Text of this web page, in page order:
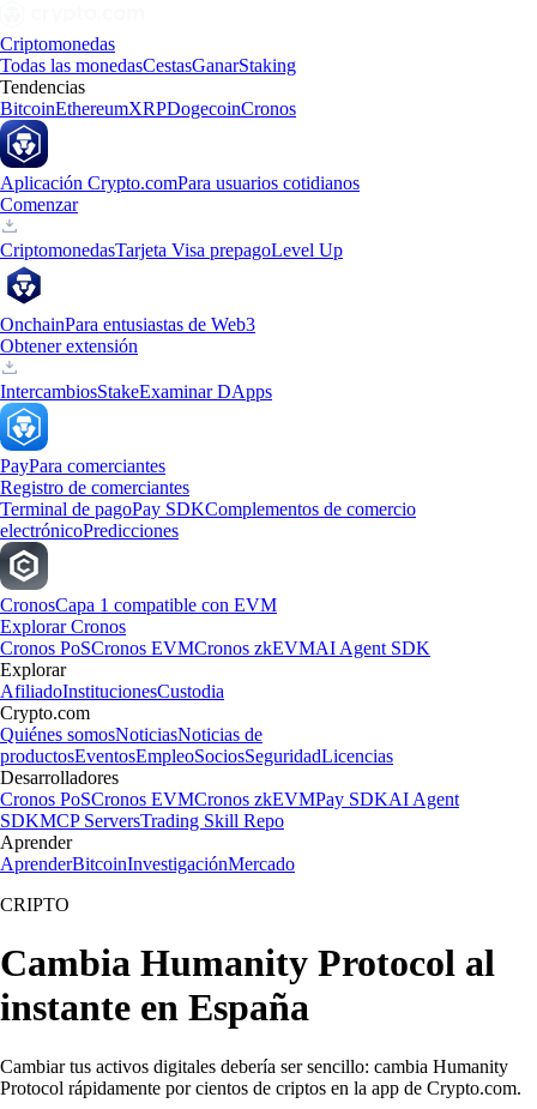
Criptomonedas
Todas las monedasCestasGanarStaking
Tendencias
BitcoinEthereumXRPDogecoinCronos
Aplicación Crypto.comPara usuarios cotidianos
Comenzar
CriptomonedasTarjeta Visa prepagoLevel Up
OnchainPara entusiastas de Web3
Obtener extensión
IntercambiosStakeExaminar DApps
PayPara comerciantes
Registro de comerciantes
Terminal de pagoPay SDKComplementos de comercio
electrónicoPredicciones
CronosCapa 1 compatible con EVM
Explorar Cronos
Cronos PoSCronos EVMCronos zkEVMAI Agent SDK
Explorar
AfiliadoInstitucionesCustodia
Crypto.com
Quiénes somosNoticiasNoticias de
productosEventosEmpleoSociosSeguridadLicencias
Desarrolladores
Cronos PoSCronos EVMCronos zkEVMPay SDKAI Agent
SDKMCP ServersTrading Skill Repo
Aprender
AprenderBitcoinInvestigaciónMercado
CRIPTO
Cambia Humanity Protocol al
instante en España
Cambiar tus activos digitales debería ser sencillo: cambia Humanity
Protocol rápidamente por cientos de criptos en la app de Crypto.com.